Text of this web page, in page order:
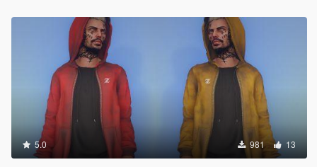
5.0 981 13